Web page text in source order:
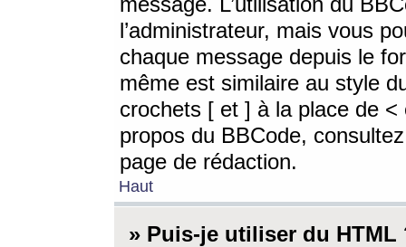
l’administrateur, mais vous
chaque message depuis le
même est similaire au style
crochets [ et ] à la place de <
propos du BBCode,
page de rédaction.
Haut
» Puis-je utiliser du HTML